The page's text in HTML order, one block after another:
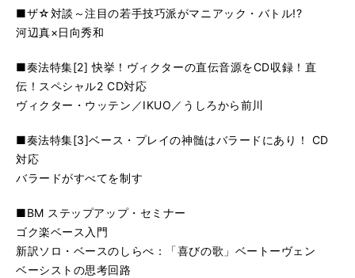
■ザ☆対談～注目の若手技巧派がマニアック・バトル!?
河辺真×日向秀和
■奏法特集[2] 快挙！ヴィクターの直伝音源をCD収録！直
伝！スペシャル2 CD対応
ヴィクター・ウッテン／IKUO／うしろから前川
■奏法特集[3]ベース・プレイの神髄はバラードにあり！ CD
対応
バラードがすべてを制す
■BM ステップアップ・セミナー
ゴク楽ベース入門
新訳ソロ・ベースのしらべ：「喜びの歌」ベートーヴェン
ベーシストの思考回路